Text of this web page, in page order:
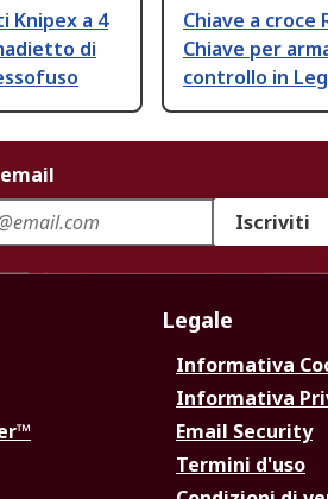
Knipex a 4
di
Chiave a croce
Chiave per
controllo in
Iscriviti
Legale
Informativa
Informativa
Email Security
Termini d'uso